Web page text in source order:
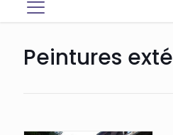
Peintures